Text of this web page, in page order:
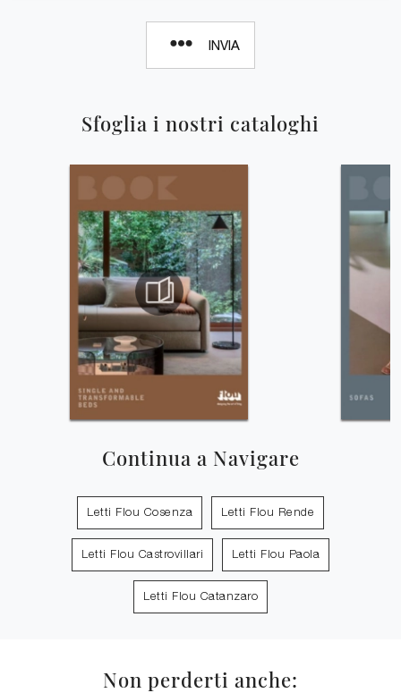
Sfoglia i nostri cataloghi
Continua a Navigare
Letti Flou Cosenza Letti Flou Rende
Letti Flou Castrovillari Letti Flou Paola
Letti Flou Catanzaro
INVIA
Non perderti anche: